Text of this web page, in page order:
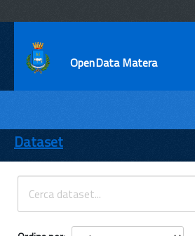
OpenData Matera
ENTI
TEMI
INFORMAZIONI
Dataset